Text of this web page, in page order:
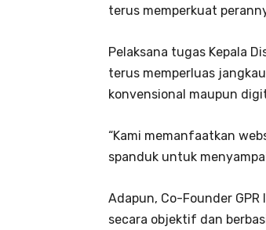
terus memperkuat
Pelaksana tugas Kepala
terus memperluas
konvensional maupun
“Kami memanfaatkan
spanduk untuk
Adapun, Co-Founder
secara objektif dan